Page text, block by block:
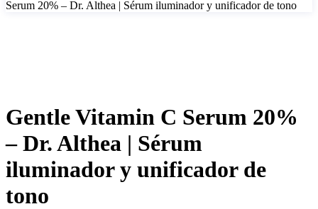
Serum 20% – Dr. Althea | Sérum iluminador y unificador de tono
Gentle Vitamin C Serum 20%
– Dr. Althea | Sérum
iluminador y unificador de
tono